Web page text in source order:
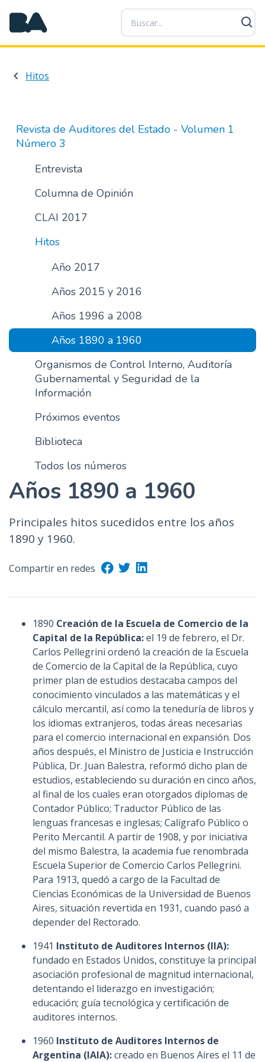
P
a
s
a
n
i
c
p
a
l
Hitos
Revista de Auditores del Estado - Volumen 1
Número 3
Entrevista
Columna de Opinión
CLAI 2017
Hitos
Año 2017
Años 2015 y 2016
Años 1996 a 2008
Años 1890 a 1960
Organismos de Control Interno, Auditoría
Gubernamental y Seguridad de la
Información
Próximos eventos
Biblioteca
Todos los números
Años 1890 a 1960
Principales hitos sucedidos entre los años
1890 y 1960.
Compartir en redes
1890 Creación de la Escuela de Comercio de la
Capital de la República:el 19 de febrero, el Dr.
Carlos Pellegrini ordenó la creación de la Escuela
de Comercio de la Capital de la República, cuyo
primer plan de estudios destacaba campos del
conocimiento vinculados a las matemáticas y el
cálculo mercantil, así como la teneduría de libros y
los idiomas extranjeros, todas áreas necesarias
para el comercio internacional en expansión. Dos
años después, el Ministro de Justicia e Instrucción
Pública, Dr. Juan Balestra, reformó dicho plan de
estudios, estableciendo su duración en cinco años,
al final de los cuales eran otorgados diplomas de
Contador Público; Traductor Público de las
lenguas francesas e inglesas; Calígrafo Público o
Perito Mercantil. A partir de 1908, y por iniciativa
del mismo Balestra, la academia fue renombrada
Escuela Superior de Comercio Carlos Pellegrini.
Para 1913, quedó a cargo de la Facultad de
Ciencias Económicas de la Universidad de Buenos
Aires, situación revertida en 1931, cuando pasó a
depender del Rectorado.
1941 Instituto de Auditores Internos (IIA):
fundado en Estados Unidos, constituye la principal
asociación profesional de magnitud internacional,
detentando el liderazgo en investigación;
educación; guía tecnológica y certificación de
auditores internos.
1960 Instituto de Auditores Internos de
Argentina (IAIA):creado en Buenos Aires el 11 de